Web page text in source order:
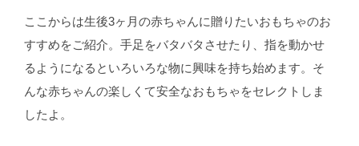
ここからは生後3ヶ月の赤ちゃんに贈りたいおもちゃのお
すすめをご紹介。手足をバタバタさせたり、指を動かせ
るようになるといろいろな物に興味を持ち始めます。そ
んな赤ちゃんの楽しくて安全なおもちゃをセレクトしま
したよ。